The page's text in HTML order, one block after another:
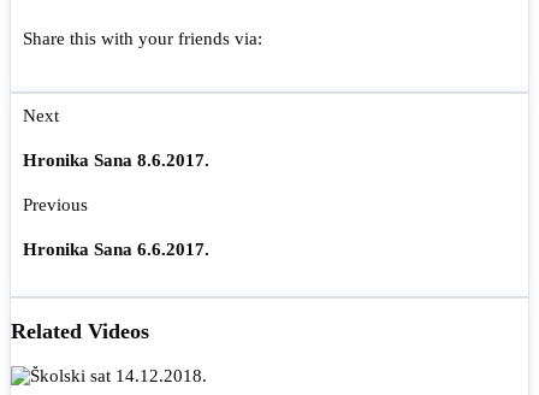
Share this with your friends via:
Next
Hronika Sana 8.6.2017.
Previous
Hronika Sana 6.6.2017.
Related Videos